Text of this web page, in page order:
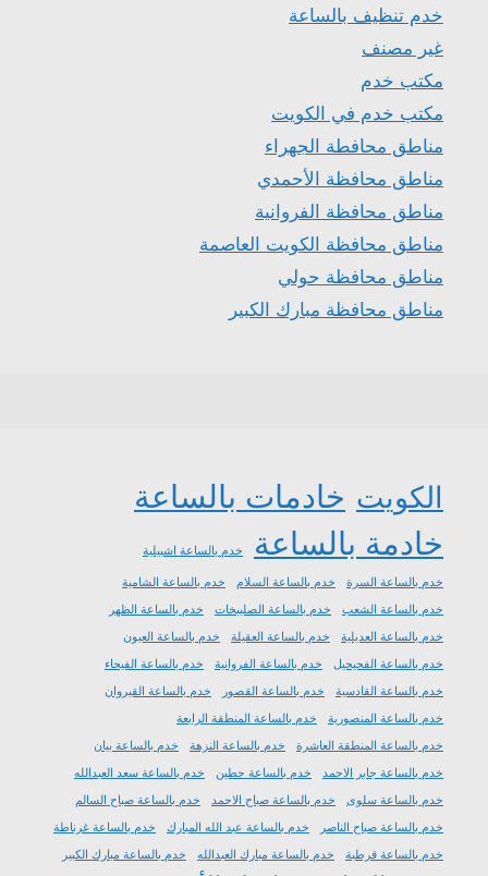
خدم تنظيف بالساعة
غير مصنف
مكتب خدم
مكتب خدم في الكويت
مناطق محافطة الجهراء
مناطق محافظة الأحمدي
مناطق محافظة الفروانية
مناطق محافظة الكويت العاصمة
مناطق محافظة حولي
مناطق محافظة مبارك الكبير
الكويت خادمات بالساعة
خادمة بالساعة
خدم بالساعة اشبيلية
خدم بالساعة السرة خدم بالساعة السلام
خدم بالساعة الشامية
خدم بالساعة الشعب
خدم بالساعة الصليبخات
خدم بالساعة الظهر
خدم بالساعة العديلية
خدم بالساعة العقيلة
خدم بالساعة العيون
خدم بالساعة الفحيحيل
خدم بالساعة الفروانية
خدم بالساعة الفيحاء
خدم بالساعة القادسية
خدم بالساعة القصور
خدم بالساعة القيروان
خدم بالساعة المنصورية
خدم بالساعة المنطقة الرابعة
خدم بالساعة المنطقة العاشرة
خدم بالساعة النزهة
خدم بالساعة بيان
خدم بالساعة جابر الاحمد
خدم بالساعة حطين
خدم بالساعة سعد العبدالله
خدم بالساعة سلوى
خدم بالساعة صباح الاحمد
خدم بالساعة صباح السالم
خدم بالساعة صباح الناصر
خدم بالساعة عبد الله المبارك
خدم بالساعة غرناطة
خدم بالساعة قرطبة
خدم بالساعة مبارك العبدالله خدم بالساعة مبارك الكبير